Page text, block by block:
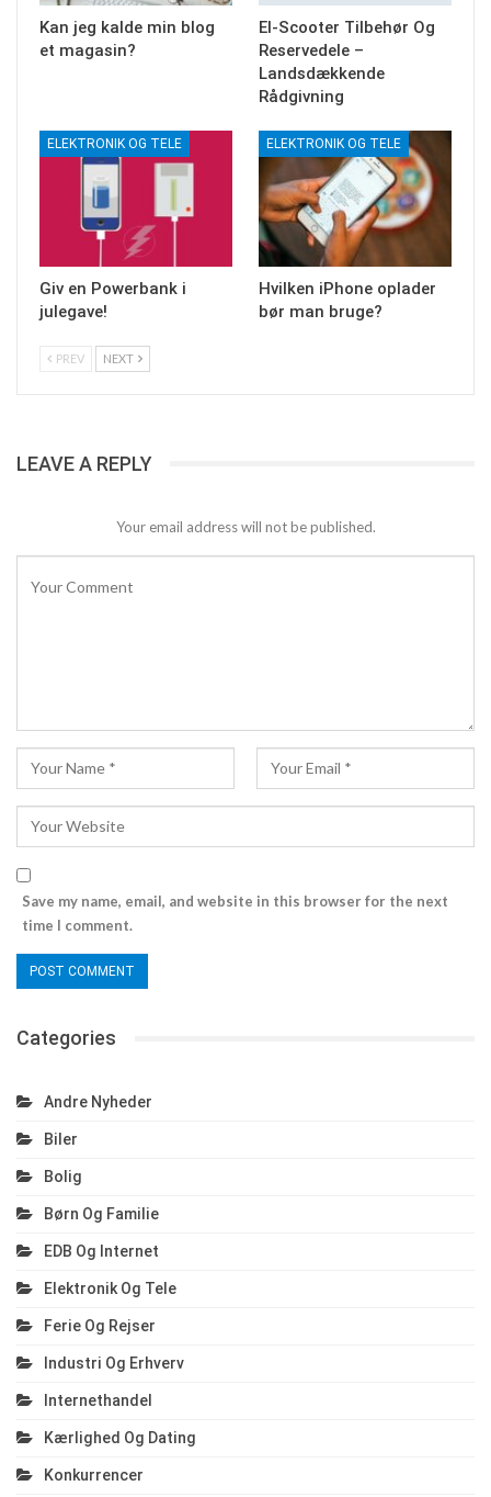
Kan jeg kalde min blog
et magasin?
El-Scooter Tilbehør Og
Reservedele –
Landsdækkende
Rådgivning
ELEKTRONIK OG TELE
Giv en Powerbank i
julegave!
ELEKTRONIK OG TELE
Hvilken iPhone oplader
bør man bruge?
PREV NEXT
LEAVE A REPLY
Your email address will not be published.
Save my name, email, and website in this browser for the next
time I comment.
Categories
Andre Nyheder
Biler
Bolig
Børn Og Familie
EDB Og Internet
Elektronik Og Tele
Ferie Og Rejser
Industri Og Erhverv
Internethandel
Kærlighed Og Dating
Konkurrencer